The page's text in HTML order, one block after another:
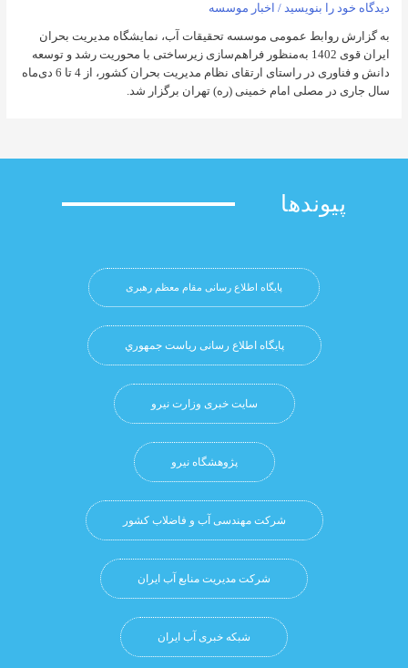
بنویسید /اخبار موسسه
عمومی موسسه تحقیقات آب، نمایشگاه مدیریت بحران
ایران قوی 1402 به‌منظور فراهم‌سازی زیرساختی با محوریت رشد و توسعه
دانش و فناوری در راستای ارتقای نظام مدیریت بحران کشور، از 4 تا 6 دی‌ماه
مصلی امام خمینی (ره) تهران برگزار شد.
پایگاه اطلاع رسانی مقام معظم رهبری
پایگاه اطلاع رسانی ریاست جمهوري
سایت خبری وزارت نیرو
پژوهشگاه نيرو
شرکت مهندسی آب و فاضلاب کشور
شرکت مدیریت منابع آب ایران
شبکه خبری آب ایران